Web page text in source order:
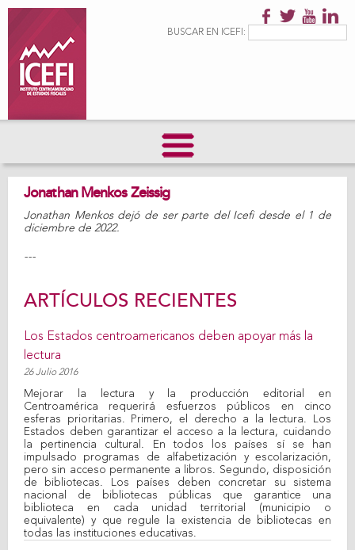
principalFormulario de
BUSCAR EN ICEFI:
Jonathan Menkos Zeissig
Jonathan Menkos dejó de ser parte del Icefi desde el 1 de
diciembre de 2022.
---
ARTÍCULOS RECIENTES
Los Estados centroamericanos deben apoyar más la
lectura
26 Julio 2016
Mejorar la lectura y la producción editorial en
Centroamérica requerirá esfuerzos públicos en cinco
esferas prioritarias. Primero, el derecho a la lectura. Los
Estados deben garantizar el acceso a la lectura, cuidando
la pertinencia cultural. En todos los países sí se han
impulsado programas de alfabetización y escolarización,
pero sin acceso permanente a libros. Segundo, disposición
de bibliotecas. Los países deben concretar su sistema
nacional de bibliotecas públicas que garantice una
biblioteca en cada unidad territorial (municipio o
equivalente) y que regule la existencia de bibliotecas en
todas las instituciones educativas.